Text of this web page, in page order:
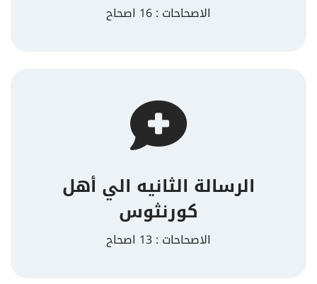
الاصحاحات : 16 اصحاح
الرسالة الثانيه الي أهل
كورنثوس
الاصحاحات : 13 اصحاح